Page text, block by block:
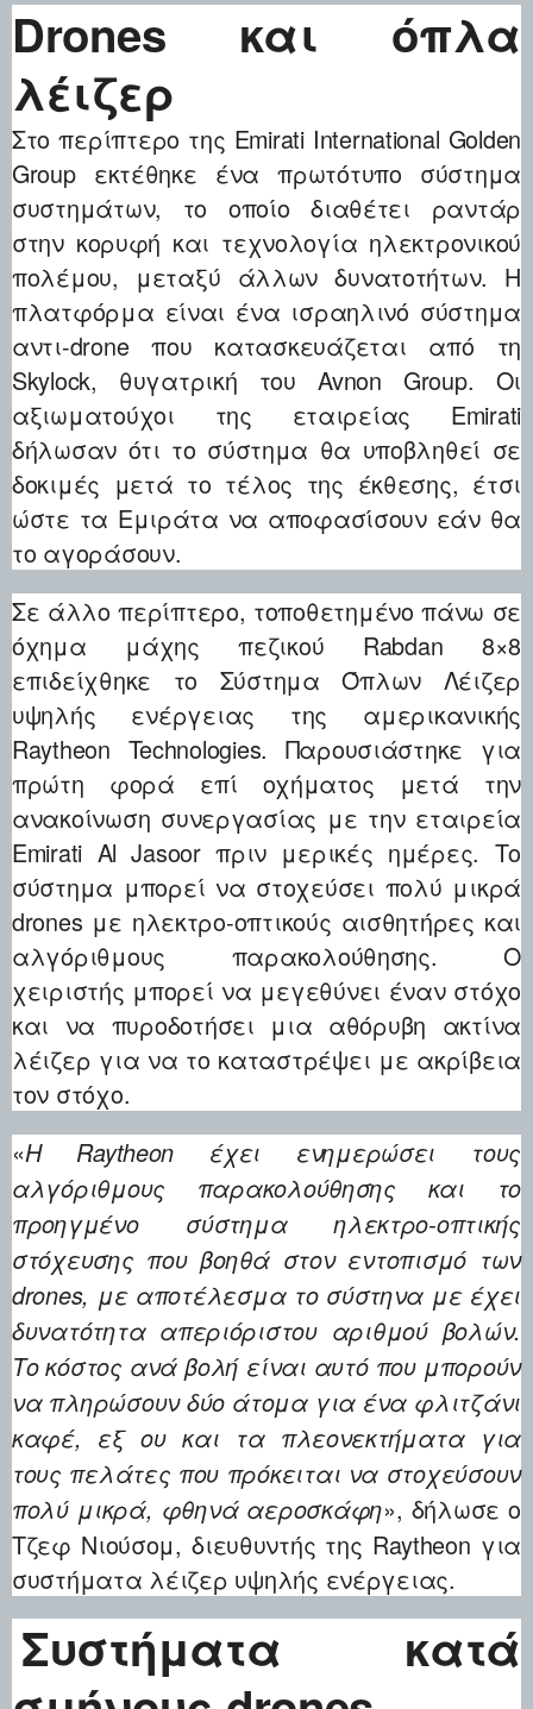
Drones και όπλα
λέιζερ
Στο περίπτερο της Emirati International Golden
Group εκτέθηκε ένα πρωτότυπο σύστημα
συστημάτων, το οποίο διαθέτει ραντάρ
στην κορυφή και τεχνολογία ηλεκτρονικού
πολέμου, μεταξύ άλλων δυνατοτήτων. Η
πλατφόρμα είναι ένα ισραηλινό σύστημα
αντι-drone που κατασκευάζεται από τη
Skylock, θυγατρική του Avnon Group. Οι
αξιωματούχοι της εταιρείας Emirati
δήλωσαν ότι το σύστημα θα υποβληθεί σε
δοκιμές μετά το τέλος της έκθεσης, έτσι
ώστε τα Εμιράτα να αποφασίσουν εάν θα
το αγοράσουν.
Σε άλλο περίπτερο, τοποθετημένο πάνω σε
όχημα μάχης πεζικού Rabdan 8×8
επιδείχθηκε το Σύστημα Όπλων Λέιζερ
υψηλής ενέργειας της αμερικανικής
Raytheon Technologies. Παρουσιάστηκε για
πρώτη φορά επί οχήματος μετά την
ανακοίνωση συνεργασίας με την εταιρεία
Emirati Al Jasoor πριν μερικές ημέρες. Το
σύστημα μπορεί να στοχεύσει πολύ μικρά
drones με ηλεκτρο-οπτικούς αισθητήρες και
αλγόριθμους παρακολούθησης. Ο
χειριστής μπορεί να μεγεθύνει έναν στόχο
και να πυροδοτήσει μια αθόρυβη ακτίνα
λέιζερ για να το καταστρέψει με ακρίβεια
τον στόχο.
«Η Raytheon έχει ενημερώσει τους
αλγόριθμους παρακολούθησης και το
προηγμένο σύστημα ηλεκτρο-οπτικής
στόχευσης που βοηθά στον εντοπισμό των
drones, με αποτέλεσμα το σύστηνα με έχει
δυνατότητα απεριόριστου αριθμού βολών.
Το κόστος ανά βολή είναι αυτό που μπορούν
να πληρώσουν δύο άτομα για ένα φλιτζάνι
καφέ, εξ ου και τα πλεονεκτήματα για
τους πελάτες που πρόκειται να στοχεύσουν
πολύ μικρά, φθηνά αεροσκάφη», δήλωσε ο
Τζεφ Νιούσομ, διευθυντής της Raytheon για
συστήματα λέιζερ υψηλής ενέργειας.
Συστήματα κατά